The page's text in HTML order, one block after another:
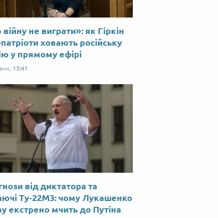
не виграти»: як Гіркін
ховають російську
у прямому ефірі
13:41
від диктатора та
Ту-22М3: чому Лукашенко
екстрено мчить до Путіна